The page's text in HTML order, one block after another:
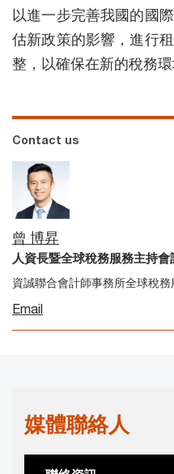
以進一步完善我國的國
估新政策的影響，進行
整，以確保在新的稅務
Contact us
曾 博昇
人資長暨全球稅務服務主持
資誠聯合會計師事務所全球稅
Email
媒體聯絡人